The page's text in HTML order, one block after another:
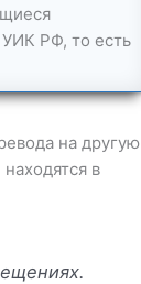
РФ, то есть
на другую
в